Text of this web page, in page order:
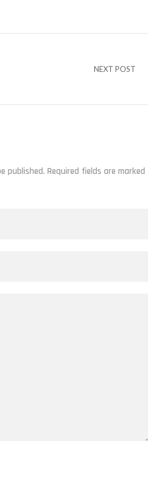
NEXT POST
published. Required fields are marked